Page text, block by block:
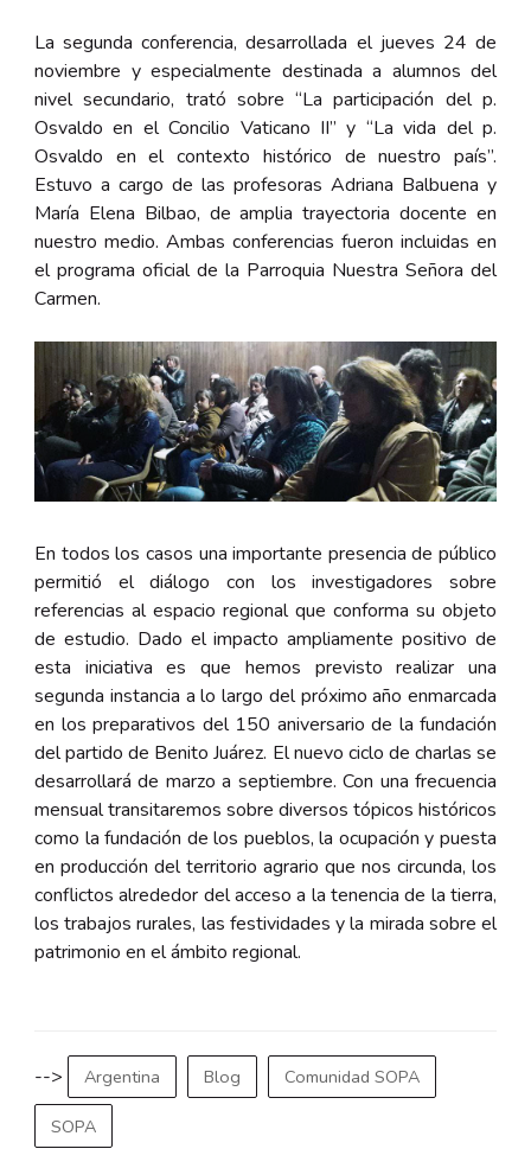
La segunda conferencia, desarrollada el jueves 24 de
noviembre y especialmente destinada a alumnos del
nivel secundario, trató sobre “La participación del p.
Osvaldo en el Concilio Vaticano II” y “La vida del p.
Osvaldo en el contexto histórico de nuestro país”.
Estuvo a cargo de las profesoras Adriana Balbuena y
María Elena Bilbao, de amplia trayectoria docente en
nuestro medio. Ambas conferencias fueron incluidas en
el programa oficial de la Parroquia Nuestra Señora del
Carmen.
En todos los casos una importante presencia de público
permitió el diálogo con los investigadores sobre
referencias al espacio regional que conforma su objeto
de estudio. Dado el impacto ampliamente positivo de
esta iniciativa es que hemos previsto realizar una
segunda instancia a lo largo del próximo año enmarcada
en los preparativos del 150 aniversario de la fundación
del partido de Benito Juárez. El nuevo ciclo de charlas se
desarrollará de marzo a septiembre. Con una frecuencia
mensual transitaremos sobre diversos tópicos históricos
como la fundación de los pueblos, la ocupación y puesta
en producción del territorio agrario que nos circunda, los
conflictos alrededor del acceso a la tenencia de la tierra,
los trabajos rurales, las festividades y la mirada sobre el
patrimonio en el ámbito regional.
--> Argentina Blog Comunidad SOPA
SOPA